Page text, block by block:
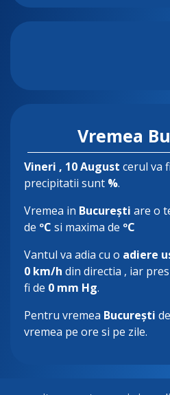
Vremea
Vineri , 10 August cerul va fi
precipitatii sunt %.
Vremea in București are o
de ºC si maxima de ºC
Vantul va adia cu o adiere
0 km/h din directia , iar
fi de 0 mm Hg.
Pentru vremea București
vremea pe ore si pe zile.